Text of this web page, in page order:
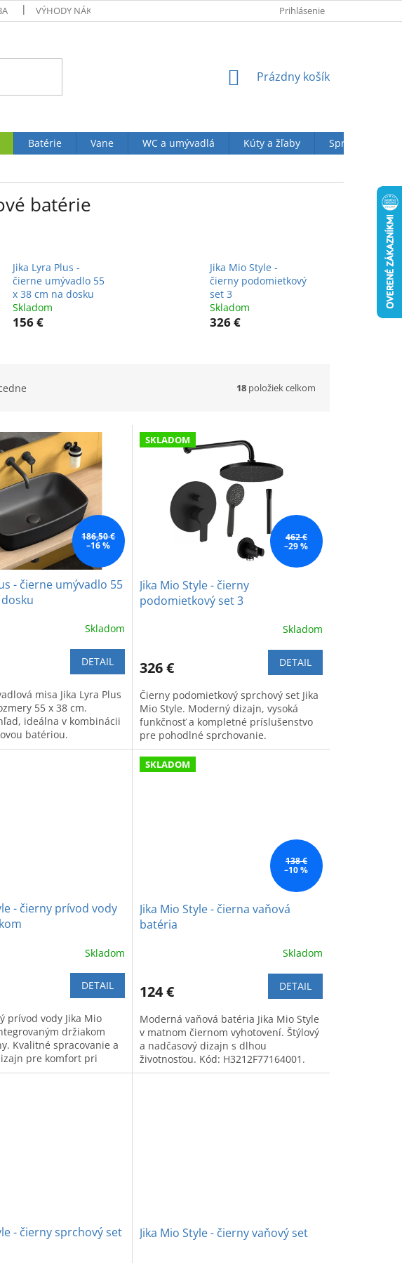
VÝHODY NÁKUPU U NÁS OBCHODNÉ PODMIENKY (VOP)Prihlásenie
NÁKUPNÝ
Prázdny košík
Batérie Vane WC a umývadlá Kúty a žľaby
Sprchové sety
batérie
Jika Lyra Plus -
čierne umývadlo 55
x 38 cm na dosku
Skladom
156 €
Jika Mio Style -
čierny podomietkový
set 3
Skladom
326 €
18 položiek celkom
186,50 €
–16 %
- čierne umývadlo 55
Skladom
DETAIL
misa Jika Lyra Plus
55 x 38 cm.
ideálna v kombinácii
batériou.
SKLADOM
462 €
–29 %
Jika Mio Style - čierny
podomietkový set 3
Skladom
326 € DETAIL
Čierny podomietkový sprchový set Jika
Mio Style. Moderný dizajn, vysoká
funkčnosť a kompletné príslušenstvo
pre pohodlné sprchovanie.
- čierny prívod vody
Skladom
DETAIL
prívod vody Jika Mio
držiakom
Kvalitné spracovanie a
pre komfort pri
SKLADOM
138 €
–10 %
Jika Mio Style - čierna vaňová
batéria
Skladom
124 € DETAIL
Moderná vaňová batéria Jika Mio Style
v matnom čiernom vyhotovení. Štýlový
a nadčasový dizajn s dlhou
životnosťou. Kód: H3212F77164001.
- čierny sprchový set Jika Mio Style - čierny vaňový set